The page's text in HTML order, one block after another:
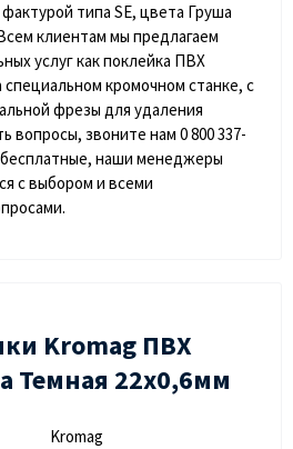
типа SE, цвета Груша
клиентам мы предлагаем
услуг как поклейка ПВХ
специальном кромочном станке, с
фрезы для удаления
вопросы, звоните нам 0 800 337-
бесплатные, наши менеджеры
с выбором и всеми
Kromag ПВХ
Темная 22х0,6мм
Kromag